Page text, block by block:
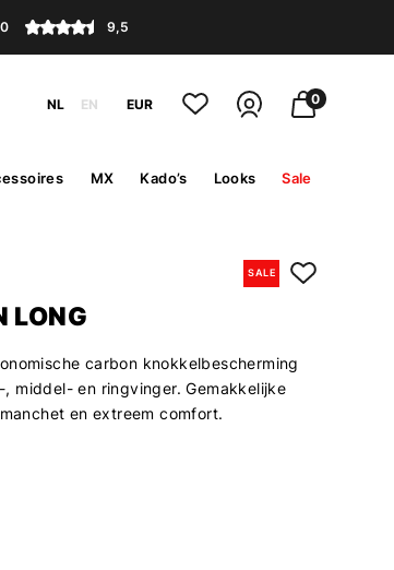
9,5
NL EN EUR 0
MX Kado’s Looks Sale
SALE
LONG
carbon knokkelbescherming
middel- en ringvinger. Gemakkelijke
en extreem comfort.